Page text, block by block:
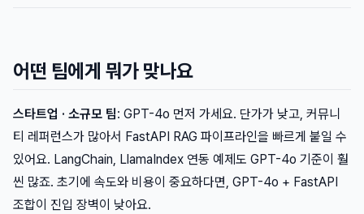
어떤 팀에게 뭐가 맞나요
스타트업 · 소규모 팀: GPT-4o 먼저 가세요. 단가가 낮고, 커뮤니
티 레퍼런스가 많아서 FastAPI RAG 파이프라인을 빠르게 붙일 수
있어요. LangChain, LlamaIndex 연동 예제도 GPT-4o 기준이 훨
씬 많죠. 초기에 속도와 비용이 중요하다면, GPT-4o + FastAPI
조합이 진입 장벽이 낮아요.